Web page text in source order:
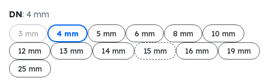
DN: 4 mm
3 mm 4 mm 5 mm 6 mm 8 mm
10 mm
12 mm
13 mm 14 mm 15 mm 16 mm
19 mm
25 mm